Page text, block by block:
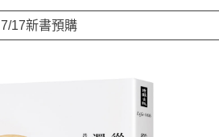
7/17新書預購